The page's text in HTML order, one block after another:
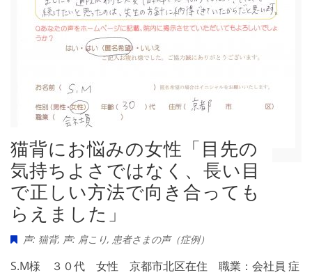
猫背にお悩みの女性「目先の
気持ちよさではなく、長い目
で正しい方法で向き合っても
らえました」
声: 猫背, 声: 肩こり, 患者さまの声（症例）
S.M様 ３０代 女性 京都市北区在住 職業：会社員 症